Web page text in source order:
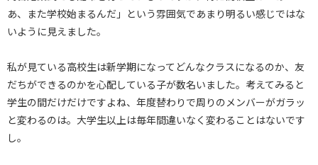
あ、また学校始まるんだ」という雰囲気であまり明るい感じではな
いように見えました。
私が見ている高校生は新学期になってどんなクラスになるのか、友
だちができるのかを心配している子が数名いました。考えてみると
学生の間だけだけですよね、年度替わりで周りのメンバーがガラッ
と変わるのは。大学生以上は毎年間違いなく変わることはないです
し。